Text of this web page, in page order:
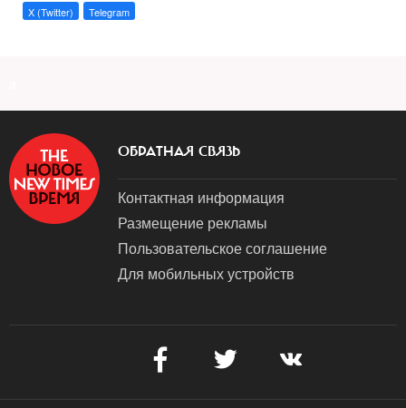
X (Twitter) Telegram
ОБРАТНАЯ СВЯЗЬ
Контактная информация
Размещение рекламы
Пользовательское соглашение
Для мобильных устройств